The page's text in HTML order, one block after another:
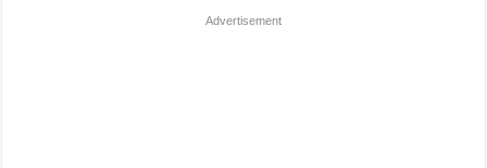
Advertisement